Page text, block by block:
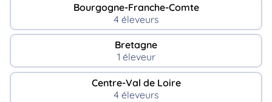
Bourgogne-Franche-Comte
4 éleveurs
Bretagne
1 éleveur
Centre-Val de Loire
4 éleveurs